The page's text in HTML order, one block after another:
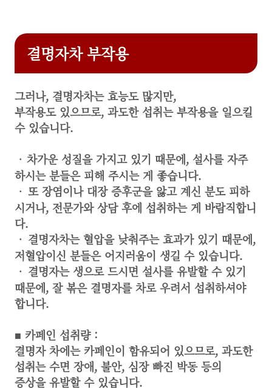
결명자차 부작용
그러나, 결명자차는 효능도 많지만,
부작용도 있으므로, 과도한 섭취는 부작용을 일으킬
수 있습니다.
ㆍ 차가운 성질을 가지고 있기 때문에, 설사를 자주
하시는 분들은 피해 주시는 게 좋습니다.
ㆍ 또 장염이나 대장 증후군을 앓고 계신 분도 피하
시거나, 전문가와 상담 후에 섭취하는 게 바람직합니
다.
ㆍ 결명자차는 혈압을 낮춰주는 효과가 있기 때문에,
저혈압이신 분들은 어지러움이 생길 수 있습니다.
ㆍ 결명자는 생으로 드시면 설사를 유발할 수 있기
때문에, 잘 볶은 결명자를 차로 우려서 섭취하셔야
합니다.
■ 카페인 섭취량 :
결명자 차에는 카페인이 함유되어 있으므로, 과도한
섭취는 수면 장애, 불안, 심장 빠진 박동 등의
증상을 유발할 수 있습니다.